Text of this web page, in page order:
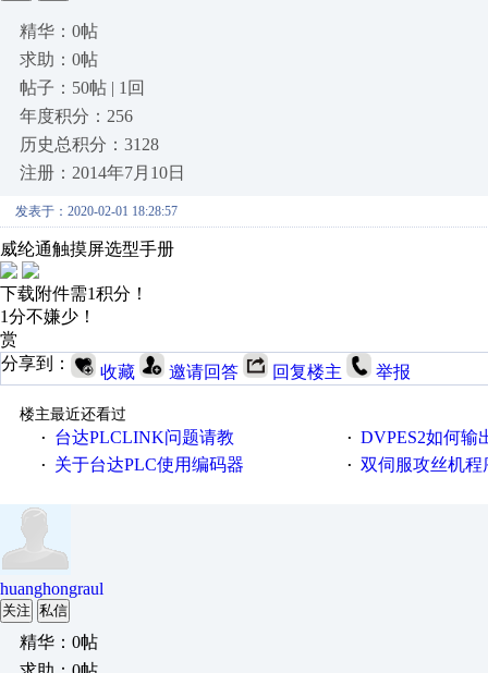
精华：0帖
求助：0帖
帖子：50帖 | 1回
年度积分：256
历史总积分：3128
注册：2014年7月10日
发表于：2020-02-01 18:28:57
威纶通触摸屏选型手册
下载附件需1积分！
1分不嫌少！
赏
分享到：
收藏 邀请回答 回复楼主 举报
楼主最近还看过
·
台达PLCLINK问题请教 · DVPES2如何输出一
· 关于台达PLC使用编码器 · 双伺服攻丝机程
huanghongraul
关注 私信
精华：0帖